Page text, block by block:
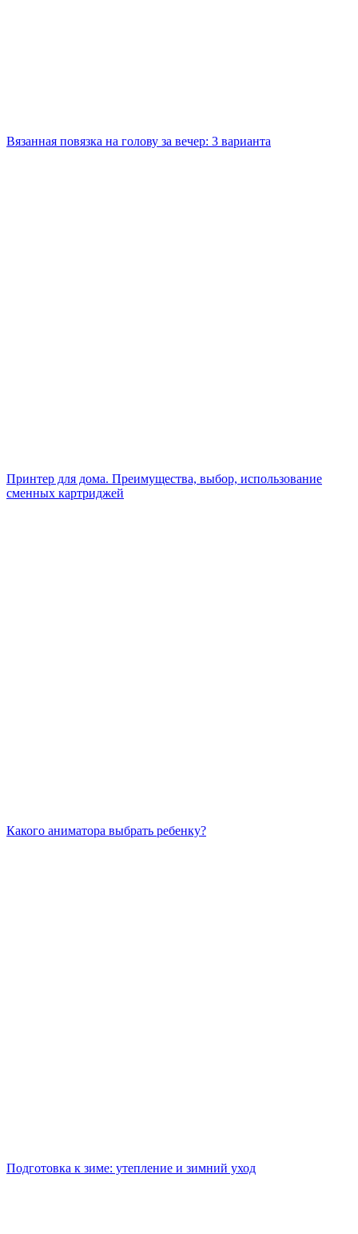
Вязанная повязка на голову за вечер: 3 варианта
Принтер для дома. Преимущества, выбор, использование
сменных картриджей
Какого аниматора выбрать ребенку?
Подготовка к зиме: утепление и зимний уход